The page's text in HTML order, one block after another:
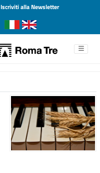
Iscriviti alla Newsletter